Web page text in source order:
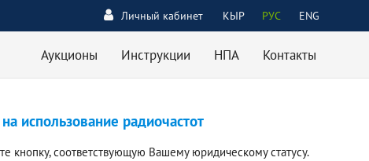
КЫР РУС ENG
Личный кабинет
Аукционы Инструкции НПА Контакты
использование радиочастот
кнопку, соответствующую Вашему юридическому статусу.